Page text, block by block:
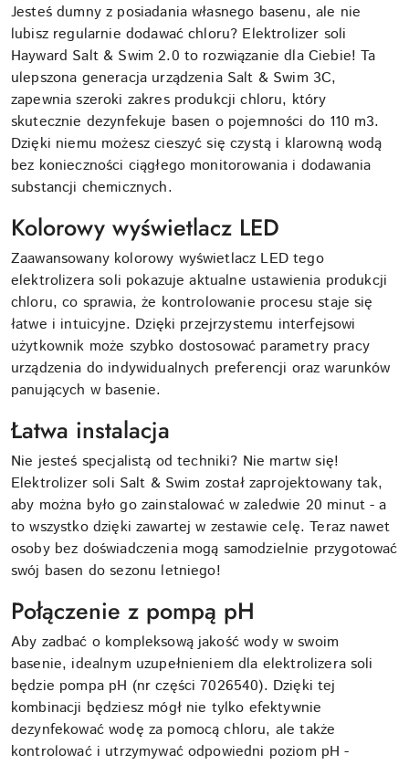
Jesteś dumny z posiadania własnego basenu, ale nie
lubisz regularnie dodawać chloru? Elektrolizer soli
Hayward Salt & Swim 2.0 to rozwiązanie dla Ciebie! Ta
ulepszona generacja urządzenia Salt & Swim 3C,
zapewnia szeroki zakres produkcji chloru, który
skutecznie dezynfekuje basen o pojemności do 110 m3.
Dzięki niemu możesz cieszyć się czystą i klarowną wodą
bez konieczności ciągłego monitorowania i dodawania
substancji chemicznych.
Kolorowy wyświetlacz LED
Zaawansowany kolorowy wyświetlacz LED tego
elektrolizera soli pokazuje aktualne ustawienia produkcji
chloru, co sprawia, że kontrolowanie procesu staje się
łatwe i intuicyjne. Dzięki przejrzystemu interfejsowi
użytkownik może szybko dostosować parametry pracy
urządzenia do indywidualnych preferencji oraz warunków
panujących w basenie.
Łatwa instalacja
Nie jesteś specjalistą od techniki? Nie martw się!
Elektrolizer soli Salt & Swim został zaprojektowany tak,
aby można było go zainstalować w zaledwie 20 minut - a
to wszystko dzięki zawartej w zestawie celę. Teraz nawet
osoby bez doświadczenia mogą samodzielnie przygotować
swój basen do sezonu letniego!
Połączenie z pompą pH
Aby zadbać o kompleksową jakość wody w swoim
basenie, idealnym uzupełnieniem dla elektrolizera soli
będzie pompa pH (nr części 7026540). Dzięki tej
kombinacji będziesz mógł nie tylko efektywnie
dezynfekować wodę za pomocą chloru, ale także
kontrolować i utrzymywać odpowiedni poziom pH -